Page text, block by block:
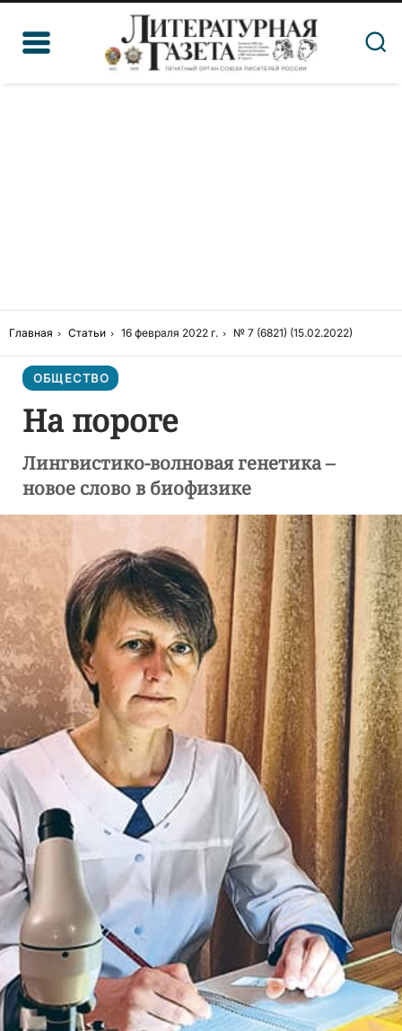
Главная Статьи 16 февраля 2022 г. № 7 (6821) (15.02.2022)
ОБЩЕСТВО
На пороге
Лингвистико-волновая генетика –
новое слово в биофизике